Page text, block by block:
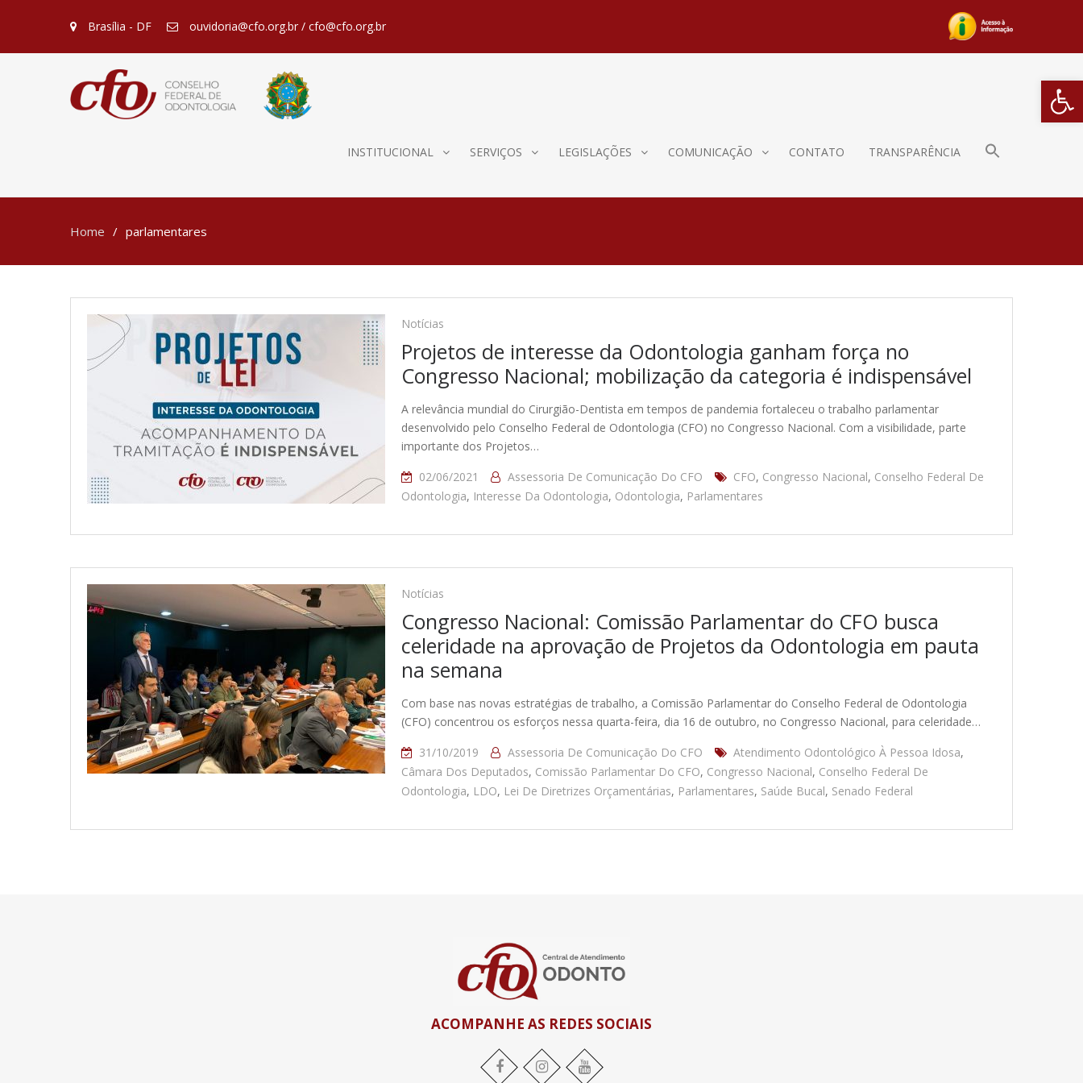
Barra de
Brasília - DF ouvidoria@cfo.org.br / cfo@cfo.org.br
INSTITUCIONAL SERVIÇOS LEGISLAÇÕES COMUNICAÇÃO CONTATO TRANSPARÊNCIA
Home parlamentares
Notícias
Projetos de interesse da Odontologia ganham força no
Congresso Nacional; mobilização da categoria é indispensável
A relevância mundial do Cirurgião-Dentista em tempos de pandemia fortaleceu o trabalho parlamentar
desenvolvido pelo Conselho Federal de Odontologia (CFO) no Congresso Nacional. Com a visibilidade, parte
importante dos Projetos…
02/06/2021
Assessoria De Comunicação Do CFO CFO, Congresso Nacional, Conselho Federal De
Odontologia, Interesse Da Odontologia, Odontologia, Parlamentares
Notícias
Congresso Nacional: Comissão Parlamentar do CFO busca
celeridade na aprovação de Projetos da Odontologia em pauta
na semana
Com base nas novas estratégias de trabalho, a Comissão Parlamentar do Conselho Federal de Odontologia
(CFO) concentrou os esforços nessa quarta-feira, dia 16 de outubro, no Congresso Nacional, para celeridade…
31/10/2019
Assessoria De Comunicação Do CFO Atendimento Odontológico À Pessoa Idosa,
Câmara Dos Deputados, Comissão Parlamentar Do CFO, Congresso Nacional, Conselho Federal De
Odontologia, LDO, Lei De Diretrizes Orçamentárias, Parlamentares, Saúde Bucal, Senado Federal
ACOMPANHE AS REDES SOCIAIS